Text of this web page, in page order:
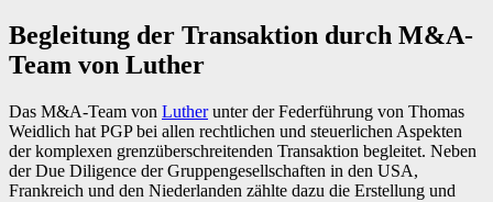
Begleitung der Transaktion durch M&A-
Team von Luther
Das M&A-Team von Lutherunter der Federführung von Thomas
Weidlich hat PGP bei allen rechtlichen und steuerlichen Aspekten
der komplexen grenzüberschreitenden Transaktion begleitet. Neben
der Due Diligence der Gruppengesellschaften in den USA,
Frankreich und den Niederlanden zählte dazu die Erstellung und